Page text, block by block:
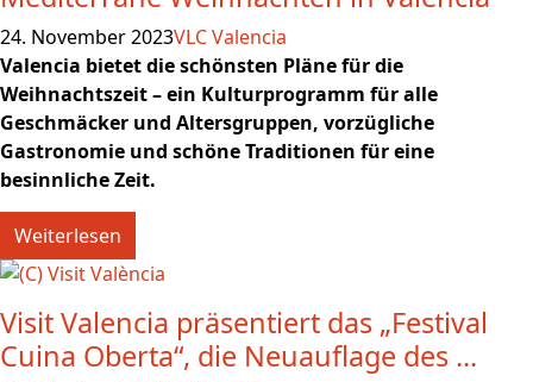
24. November 2023VLC Valencia
Valencia bietet die schönsten Pläne für die
Weihnachtszeit – ein Kulturprogramm für alle
Geschmäcker und Altersgruppen, vorzügliche
Gastronomie und schöne Traditionen für eine
besinnliche Zeit.
Weiterlesen
Visit Valencia präsentiert das „Festival
Cuina Oberta“, die Neuauflage des ...